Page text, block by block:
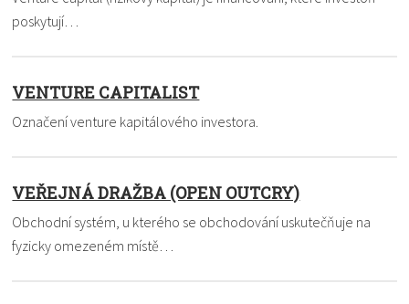
poskytují…
VENTURE CAPITALIST
Označení venture kapitálového investora.
VEŘEJNÁ DRAŽBA (OPEN OUTCRY)
Obchodní systém, u kterého se obchodování uskutečňuje na
fyzicky omezeném místě…